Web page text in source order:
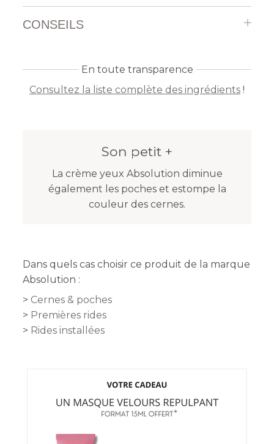
CONSEILS
En toute transparence
Consultez la liste complète des ingrédients !
Son petit +
La crème yeux Absolution diminue
également les poches et estompe la
couleur des cernes.
Dans quels cas choisir ce produit de la marque
Absolution :
Cernes & poches
Premières rides
Rides installées